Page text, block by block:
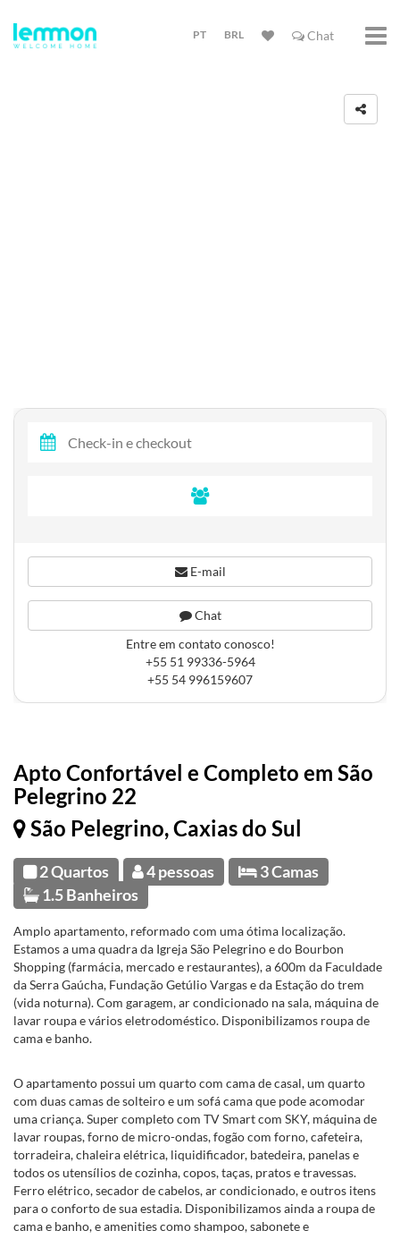
PT BRL Chat
Apto Confortável e Completo em São
Pelegrino 22
São Pelegrino, Caxias do Sul
2 Quartos 4 pessoas
3 Camas
1.5 Banheiros
Amplo apartamento, reformado com uma ótima localização.
Estamos a uma quadra da Igreja São Pelegrino e do Bourbon
Shopping (farmácia, mercado e restaurantes), a 600m da Faculdade
da Serra Gaúcha, Fundação Getúlio Vargas e da Estação do trem
(vida noturna). Com garagem, ar condicionado na sala, máquina de
lavar roupa e vários eletrodoméstico. Disponibilizamos roupa de
cama e banho.
O apartamento possui um quarto com cama de casal, um quarto
com duas camas de solteiro e um sofá cama que pode acomodar
uma criança. Super completo com TV Smart com SKY, máquina de
lavar roupas, forno de micro-ondas, fogão com forno, cafeteira,
torradeira, chaleira elétrica, liquidificador, batedeira, panelas e
todos os utensílios de cozinha, copos, taças, pratos e travessas.
Ferro elétrico, secador de cabelos, ar condicionado, e outros itens
para o conforto de sua estadia. Disponibilizamos ainda a roupa de
cama e banho, e amenities como shampoo, sabonete e
E-mail
Chat
Entre em contato conosco!
+55 51 99336-5964
+55 54 996159607